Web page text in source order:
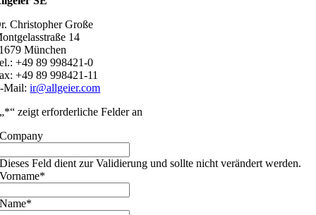
Christopher Große
14
München
+49 89 998421-0
+49 89 998421-11
Mail:ir@allgeier.com
„*“ zeigt erforderliche Felder an
Company
Dieses Feld dient zur Validierung und sollte nicht verändert werden.
Vorname*
Name*